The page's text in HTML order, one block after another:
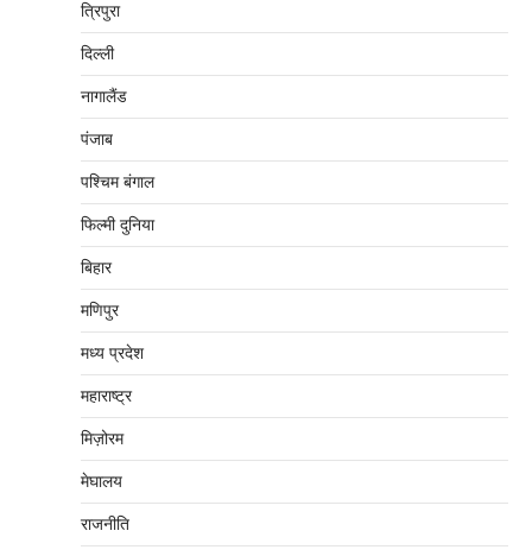
त्रिपुरा
दिल्‍ली
नागालैंड
पंजाब
पश्चिम बंगाल
फिल्मी दुनिया
बिहार
मणिपुर
मध्‍य प्रदेश
महाराष्‍ट्र
मिज़ोरम
मेघालय
राजनीति